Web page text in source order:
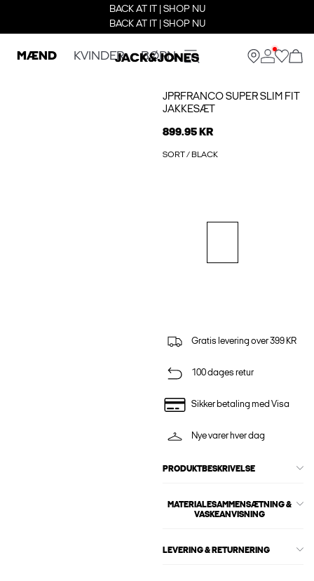
BACK AT IT | SHOP NU
BACK AT IT | SHOP NU
MÆND KVINDER BØRN
JPRFRANCO SUPER SLIM FIT
JAKKESÆT
899.95 KR
SORT / BLACK
Gratis levering over 399 KR
100 dages retur
Sikker betaling med Visa
Nye varer hver dag
PRODUKTBESKRIVELSE
MATERIALESAMMENSÆTNING &
VASKEANVISNING
LEVERING & RETURNERING